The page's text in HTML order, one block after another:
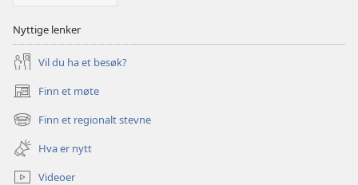
Nyttige lenker
Vil du ha et besøk?
Finn et møte
(åpner
nytt
vindu)
Finn et regionalt stevne
(åpner
nytt
vindu)
Hva er nytt
Videoer